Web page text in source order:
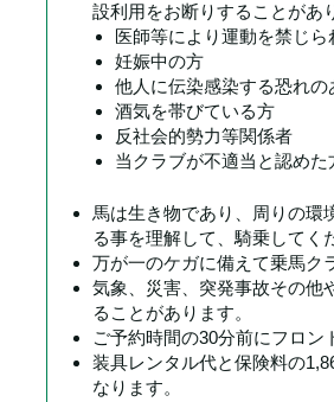
設利用をお断りすることがあ
医師等により運動を禁じら
妊娠中の方
他人に伝染感染する恐れ
酒気を帯びている方
反社会的勢力等関係者
当クラブが不適当と認めた
馬は生き物であり、周りの環
る事を理解して、騎乗してく
万が一のケガに備えて乗馬ク
気象、災害、突発事故その他
ることがあります。
ご予約時間の30分前にフロン
装具レンタル代と保険料の
なります。